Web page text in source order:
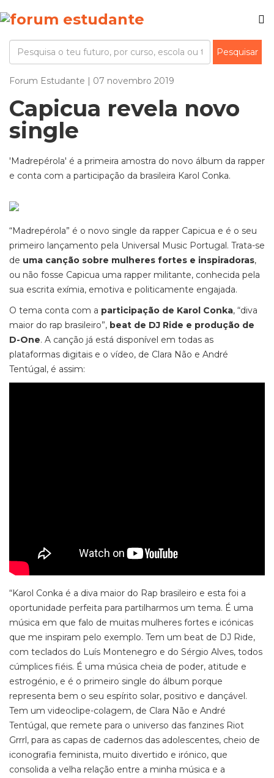
Forum Estudante | 07 novembro 2019
Capicua revela novo
single
'Madrepérola' é a primeira amostra do novo álbum da rapper
e conta com a participação da brasileira Karol Conka.
“Madrepérola” é o novo single da rapper Capicua e é o seu
primeiro lançamento pela Universal Music Portugal. Trata-se
de uma canção sobre mulheres fortes e inspiradoras,
ou não fosse Capicua uma rapper militante, conhecida pela
sua escrita exímia, emotiva e politicamente engajada.
O tema conta com a participação de Karol Conka, “diva
maior do rap brasileiro”, beat de DJ Ride e produção de
D-One. A canção já está disponível em todas as
plataformas digitais e o vídeo, de Clara Não e André
Tentúgal, é assim:
“Karol Conka é a diva maior do Rap brasileiro e esta foi a
oportunidade perfeita para partilharmos um tema. É uma
música em que falo de muitas mulheres fortes e icónicas
que me inspiram pelo exemplo. Tem um beat de DJ Ride,
com teclados do Luís Montenegro e do Sérgio Alves, todos
cúmplices fiéis. É uma música cheia de poder, atitude e
estrogénio, e é o primeiro single do álbum porque
representa bem o seu espírito solar, positivo e dançável.
Tem um videoclipe-colagem, de Clara Não e André
Tentúgal, que remete para o universo das fanzines Riot
Grrrl, para as capas de cadernos das adolescentes, cheio de
iconografia feminista, muito divertido e irónico, que
consolida a velha relação entre a minha música e a